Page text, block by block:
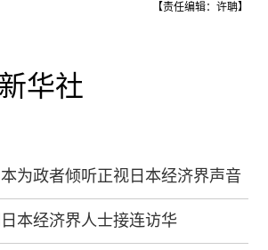
【责任编辑：许聃】
新华社
为政者倾听正视日本经济界声音
本经济界人士接连访华